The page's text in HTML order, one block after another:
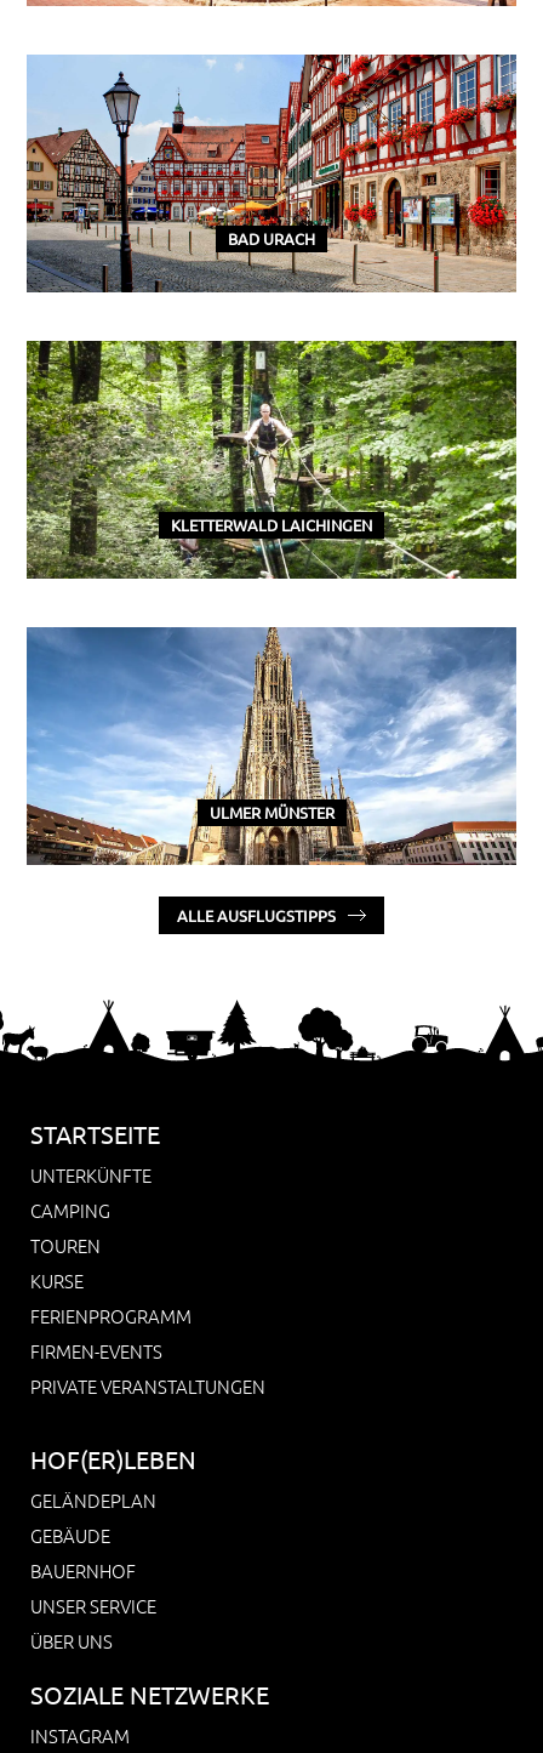
BAD URACH
KLETTERWALD LAICHINGEN
ULMER MÜNSTER
ALLE AUSFLUGSTIPPS
STARTSEITE
UNTERKÜNFTE
CAMPING
TOUREN
KURSE
FERIENPROGRAMM
FIRMEN-EVENTS
PRIVATE VERANSTALTUNGEN
HOF(ER)LEBEN
GELÄNDEPLAN
GEBÄUDE
BAUERNHOF
UNSER SERVICE
ÜBER UNS
SOZIALE NETZWERKE
INSTAGRAM